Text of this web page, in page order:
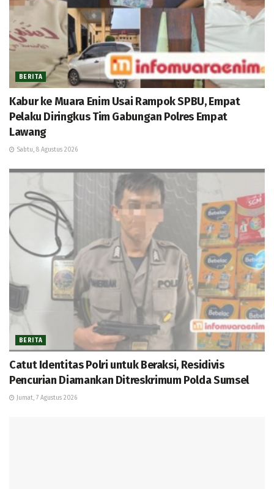
BERITA
Kabur ke Muara Enim Usai Rampok SPBU, Empat
Pelaku Diringkus Tim Gabungan Polres Empat
Lawang
Sabtu, 8 Agustus 2026
BERITA
Catut Identitas Polri untuk Beraksi, Residivis
Pencurian Diamankan Ditreskrimum Polda Sumsel
Jumat, 7 Agustus 2026